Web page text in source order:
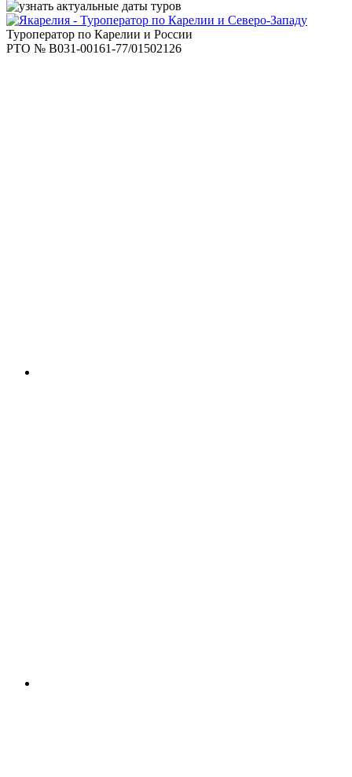
Туроператор по Карелии и России
РТО № В031-00161-77/01502126